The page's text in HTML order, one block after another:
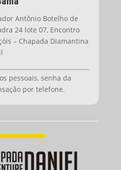
Antônio Botelho de
24 lote 07, Encontro
– Chapada Diamantina
pessoais, senha da
por telefone.